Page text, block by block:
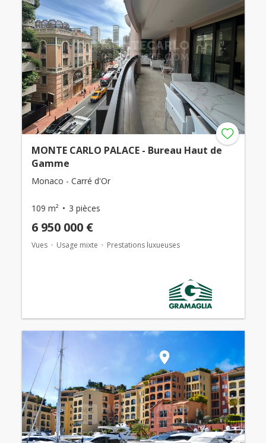
MONTE CARLO PALACE - Bureau Haut de
Gamme
Monaco - Carré d'Or
109 m² 3 pièces
6 950 000 €
Vues Usage mixte Prestations luxueuses